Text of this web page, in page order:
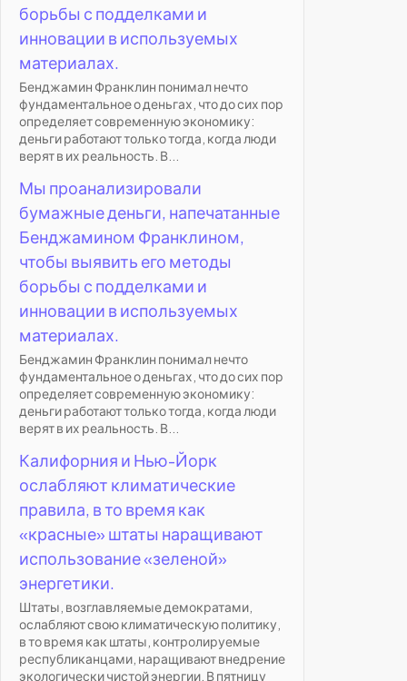
борьбы с подделками и
инновации в используемых
материалах.
Бенджамин Франклин понимал нечто
фундаментальное о деньгах, что до сих пор
определяет современную экономику:
деньги работают только тогда, когда люди
верят в их реальность. В...
Мы проанализировали
бумажные деньги, напечатанные
Бенджамином Франклином,
чтобы выявить его методы
борьбы с подделками и
инновации в используемых
материалах.
Бенджамин Франклин понимал нечто
фундаментальное о деньгах, что до сих пор
определяет современную экономику:
деньги работают только тогда, когда люди
верят в их реальность. В...
Калифорния и Нью-Йорк
ослабляют климатические
правила, в то время как
«красные» штаты наращивают
использование «зеленой»
энергетики.
Штаты, возглавляемые демократами,
ослабляют свою климатическую политику,
в то время как штаты, контролируемые
республиканцами, наращивают внедрение
экологически чистой энергии. В пятницу